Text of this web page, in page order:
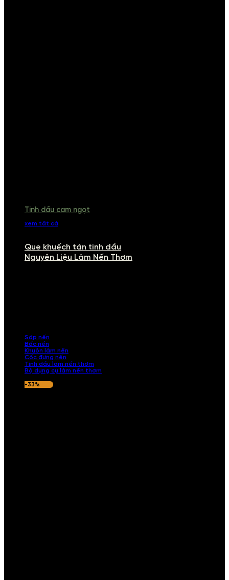
Tinh dầu cam ngọt
xem tất cả
Que khuếch tán tinh dầu
Nguyên Liệu Làm Nến Thơm
Sáp nến
Bấc nến
Khuôn làm nến
Cốc đựng nến
Tinh dầu làm nến thơm
Bộ dụng cụ làm nến thơm
-33%